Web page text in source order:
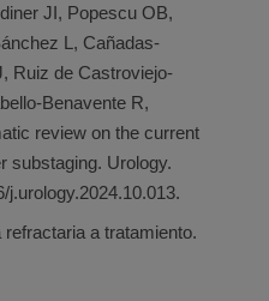
JI, Popescu OB,
L, Cañadas-
Ruiz de Castroviejo-
Benavente R,
review on the current
substaging. Urology.
j.urology.2024.10.013.
a tratamiento.